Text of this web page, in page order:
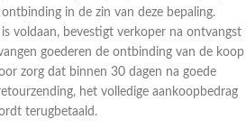
in de zin van deze bepaling.
voldaan, bevestigt verkoper na ontvangst
goederen de ontbinding van de koop
zorg dat binnen 30 dagen na goede
het volledige aankoopbedrag
terugbetaald.